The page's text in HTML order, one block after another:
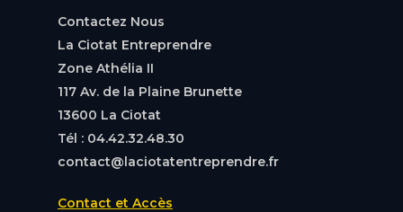
Contactez Nous
La Ciotat Entreprendre
Zone Athélia II
117 Av. de la Plaine Brunette
13600 La Ciotat
Tél : 04.42.32.48.30
contact@laciotatentreprendre.fr
Contact et Accès